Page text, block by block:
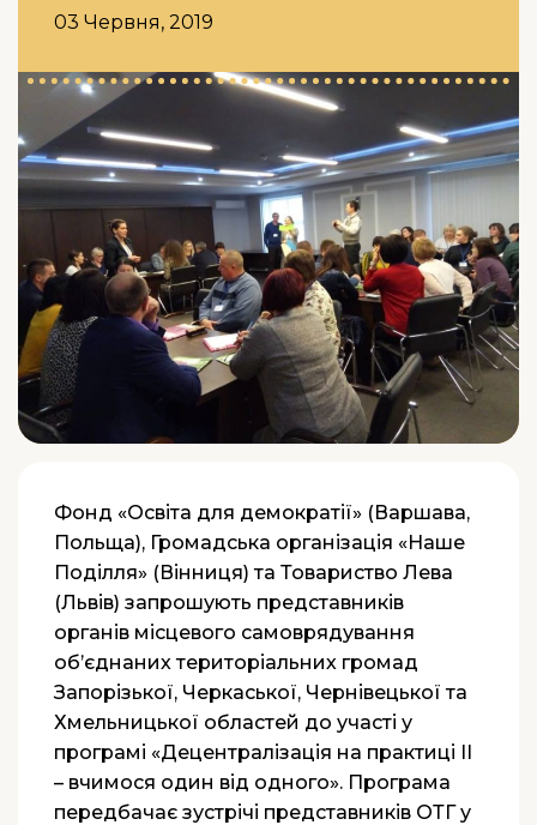
03 Червня, 2019
Фонд «Освіта для демократії» (Варшава,
Польща), Громадська організація «Наше
Поділля» (Вінниця) та Товариство Лева
(Львів) запрошують представників
органів місцевого самоврядування
об’єднаних територіальних громад
Запорізької, Черкаської, Чернівецької та
Хмельницької областей до участі у
програмі «Децентралізація на практиці ІІ
– вчимося один від одного». Програма
передбачає зустрічі представників ОТГ у